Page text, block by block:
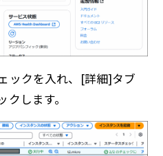
ックを入れ、[詳細]タブ
します。